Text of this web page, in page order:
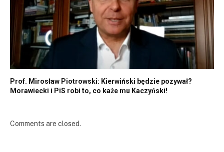
Prof. Mirosław Piotrowski: Kierwiński będzie pozywał?
Morawiecki i PiS robi to, co każe mu Kaczyński!
Comments are closed.